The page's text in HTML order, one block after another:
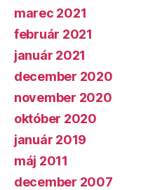
marec 2021
február 2021
január 2021
december 2020
november 2020
október 2020
január 2019
máj 2011
december 2007